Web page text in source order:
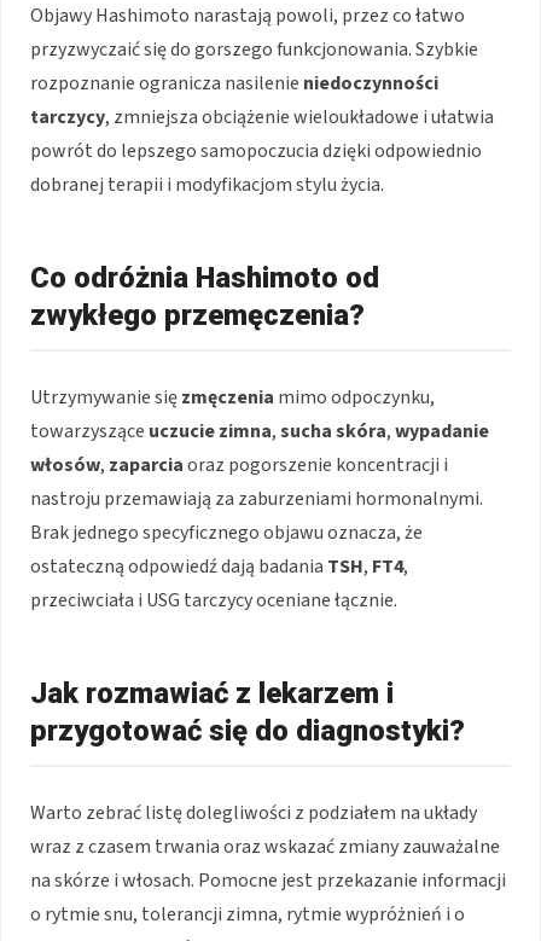
Objawy Hashimoto narastają powoli, przez co łatwo
przyzwyczaić się do gorszego funkcjonowania. Szybkie
rozpoznanie ogranicza nasilenie niedoczynności
tarczycy, zmniejsza obciążenie wieloukładowe i ułatwia
powrót do lepszego samopoczucia dzięki odpowiednio
dobranej terapii i modyfikacjom stylu życia.
Co odróżnia Hashimoto od
zwykłego przemęczenia?
Utrzymywanie sięzmęczenia mimo odpoczynku,
towarzyszące uczucie zimna,sucha skóra,wypadanie
włosów, zaparciaoraz pogorszenie koncentracji i
nastroju przemawiają za zaburzeniami hormonalnymi.
Brak jednego specyficznego objawu oznacza, że
ostateczną odpowiedź dają badania TSH, FT4,
przeciwciała i USG tarczycy oceniane łącznie.
Jak rozmawiać z lekarzem i
przygotować się do diagnostyki?
Warto zebrać listę dolegliwości z podziałem na układy
wraz z czasem trwania oraz wskazać zmiany zauważalne
na skórze i włosach. Pomocne jest przekazanie informacji
o rytmie snu, tolerancji zimna, rytmie wypróżnień i o